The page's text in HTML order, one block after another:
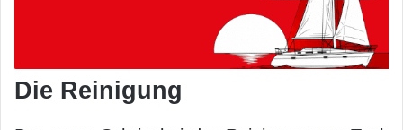
Die Reinigung